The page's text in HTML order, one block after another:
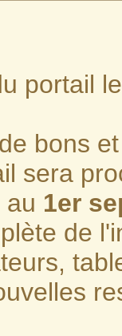
portail
bons
sera
au 1er
de